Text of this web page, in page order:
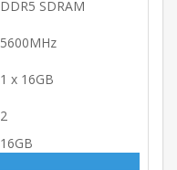
DDR5 SDRAM
5600MHz
1 x 16GB
2
16GB